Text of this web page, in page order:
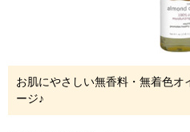
お肌にやさしい無香料・無着色オ
ージ♪